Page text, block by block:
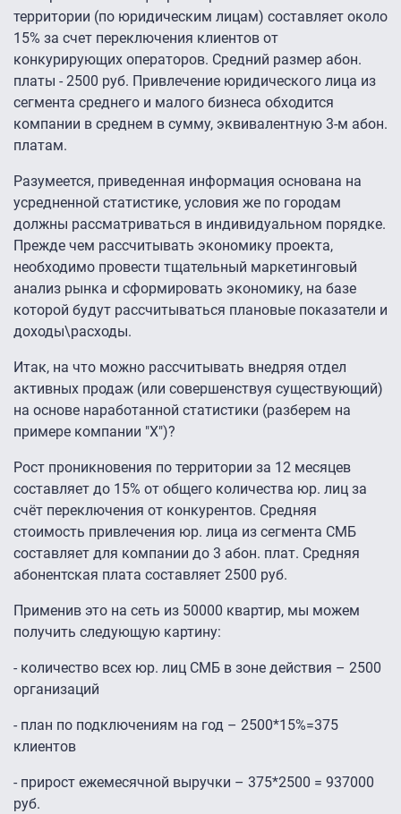
территории (по юридическим лицам) составляет около
15% за счет переключения клиентов от
конкурирующих операторов. Средний размер абон.
платы - 2500 руб. Привлечение юридического лица из
сегмента среднего и малого бизнеса обходится
компании в среднем в сумму, эквивалентную 3-м абон.
платам.
Разумеется, приведенная информация основана на
усредненной статистике, условия же по городам
должны рассматриваться в индивидуальном порядке.
Прежде чем рассчитывать экономику проекта,
необходимо провести тщательный маркетинговый
анализ рынка и сформировать экономику, на базе
которой будут рассчитываться плановые показатели и
доходы\расходы.
Итак, на что можно рассчитывать внедряя отдел
активных продаж (или совершенствуя существующий)
на основе наработанной статистики (разберем на
примере компании "Х")?
Рост проникновения по территории за 12 месяцев
составляет до 15% от общего количества юр. лиц за
счёт переключения от конкурентов. Средняя
стоимость привлечения юр. лица из сегмента СМБ
составляет для компании до 3 абон. плат. Средняя
абонентская плата составляет 2500 руб.
Применив это на сеть из 50000 квартир, мы можем
получить следующую картину:
- количество всех юр. лиц СМБ в зоне действия – 2500
организаций
- план по подключениям на год – 2500*15%=375
клиентов
- прирост ежемесячной выручки – 375*2500 = 937000
руб.